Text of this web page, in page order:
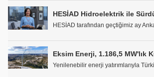
HESİAD tarafından geçtiğimiz ay
Yenilenebilir enerji yatırımlarıyla